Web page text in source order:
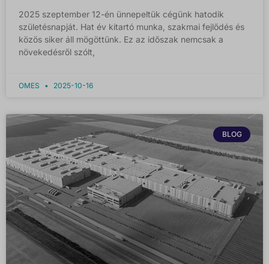
2025 szeptember 12-én ünnepeltük cégünk hatodik
születésnapját. Hat év kitartó munka, szakmai fejlődés és
közös siker áll mögöttünk. Ez az időszak nemcsak a
növekedésről szólt,
OMES 2025-10-16
BLOG